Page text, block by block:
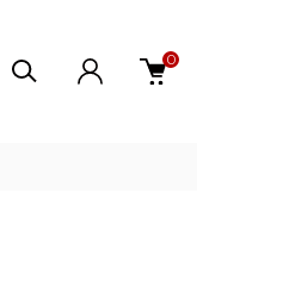
0